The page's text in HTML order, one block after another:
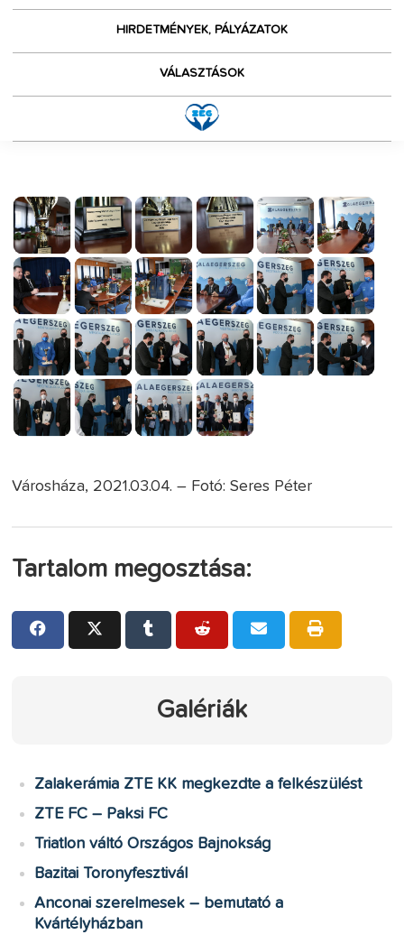
HIRDETMÉNYEK, PÁLYÁZATOK
VÁLASZTÁSOK
Városháza, 2021.03.04. – Fotó: Seres Péter
Tartalom megosztása:
Galériák
Zalakerámia ZTE KK megkezdte a felkészülést
ZTE FC – Paksi FC
Triatlon váltó Országos Bajnokság
Bazitai Toronyfesztivál
Anconai szerelmesek – bemutató a
Kvártélyházban